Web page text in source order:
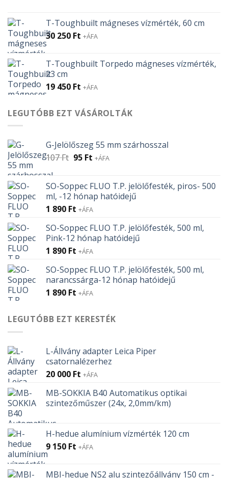
T-Toughbuilt mágneses vízmérték, 60 cm
30 250 Ft +ÁFA
T-Toughbuilt Torpedo mágneses vízmérték,
23 cm
19 450 Ft +ÁFA
LEGUTÓBB EZT VÁSÁROLTÁK
G-Jelölőszeg 55 mm szárhosszal
107Ft Original
107 Ft.
95 FtCurrent
95 Ft.
+ÁFA
SO-Soppec FLUO T.P. jelölőfesték, piros- 500
ml, -12 hónap hatóidejű
1 890 Ft +ÁFA
SO-Soppec FLUO T.P. jelölőfesték, 500 ml,
Pink-12 hónap hatóidejű
1 890 Ft +ÁFA
SO-Soppec FLUO T.P. jelölőfesték, 500 ml,
narancssárga-12 hónap hatóidejű
1 890 Ft +ÁFA
LEGUTÓBB EZT KERESTÉK
L-Állvány adapter Leica Piper
csatornalézerhez
20 000 Ft +ÁFA
MB-SOKKIA B40 Automatikus optikai
szintezőműszer (24x, 2,0mm/km)
H-hedue alumínium vízmérték 120 cm
9 150 Ft +ÁFA
MBI-hedue NS2 alu szintezőállvány 150 cm -